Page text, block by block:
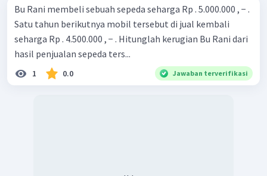
Bu Rani membeli sebuah sepeda seharga Rp . 5.000.000 , − .
Satu tahun berikutnya mobil tersebut di jual kembali
seharga Rp . 4.500.000 , − . Hitunglah kerugian Bu Rani dari
hasil penjualan sepeda ters...
1 0.0 Jawaban terverifikasi